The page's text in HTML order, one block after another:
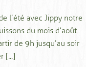
l’été avec Jippy notre
du mois d’août.
de 9h jusqu’au soir
[...]